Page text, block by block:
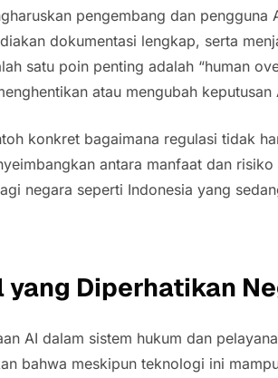
pengembang dan pengguna
dokumentasi lengkap, serta
satu poin penting adalah “human
atau mengubah
konkret bagaimana regulasi tidak
antara manfaat dan
negara seperti Indonesia yang
Diperhatikan
AI dalam sistem hukum dan
bahwa meskipun teknologi ini